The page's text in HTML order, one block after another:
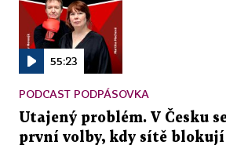
55:23
PODCAST PODPÁSOVKA
Utajený problém. V Česku
první volby, kdy sítě